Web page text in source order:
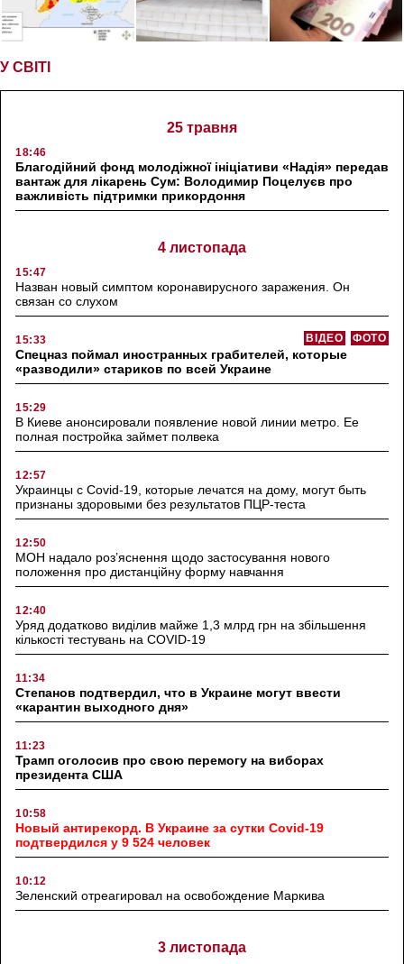
У СВІТІ
25 травня
18:46
Благодійний фонд молодіжної ініціативи «Надія» передав
вантаж для лікарень Сум: Володимир Поцелуєв про
важливість підтримки прикордоння
4 листопада
15:47
Назван новый симптом коронавирусного заражения. Он
связан со слухом
15:33 ФОТО
ВІДЕО
Спецназ поймал иностранных грабителей, которые
«разводили» стариков по всей Украине
15:29
В Киеве анонсировали появление новой линии метро. Ее
полная постройка займет полвека
12:57
Украинцы с Covid-19, которые лечатся на дому, могут быть
признаны здоровыми без результатов ПЦР-теста
12:50
МОН надало роз’яснення щодо застосування нового
положення про дистанційну форму навчання
12:40
Уряд додатково виділив майже 1,3 млрд грн на збільшення
кількості тестувань на COVID-19
11:34
Степанов подтвердил, что в Украине могут ввести
«карантин выходного дня»
11:23
Трамп оголосив про свою перемогу на виборах
президента США
10:58
Новый антирекорд. В Украине за сутки Covid-19
подтвердился у 9 524 человек
10:12
Зеленский отреагировал на освобождение Маркива
3 листопада